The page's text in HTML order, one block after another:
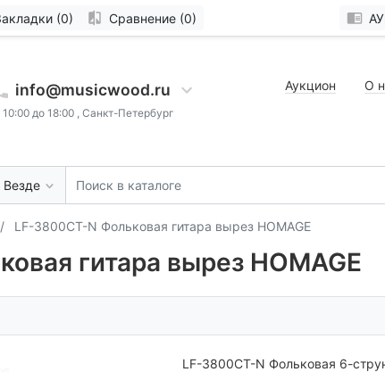
(0) Сравнение (0)
info@musicwood.ru
10:00 до 18:00 , Санкт-Петербург
Аукцион О
Везде
LF-3800CT-N Фольковая гитара вырез HOMAGE
гитара вырез HOMAGE
LF-3800CT-N Фольковая 6-